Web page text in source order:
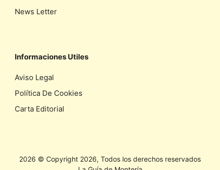
News Letter
Informaciones Utiles
Aviso Legal
Política De Cookies
Carta Editorial
2026 © Copyright 2026, Todos los derechos reservados